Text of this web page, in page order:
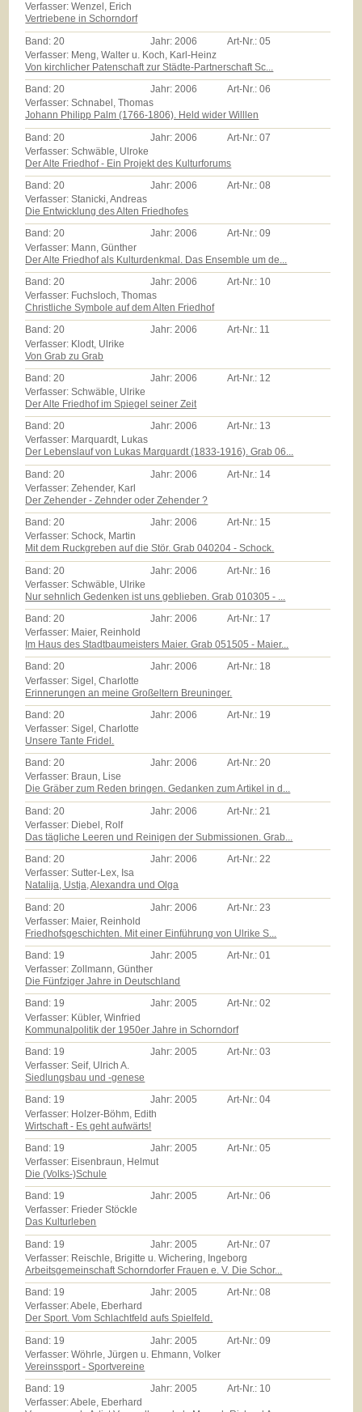
Verfasser: Wenzel, Erich
Vertriebene in Schorndorf
Band: 20 Jahr: 2006 Art-Nr.:05
Verfasser: Meng, Walter u. Koch, Karl-Heinz
Von kirchlicher Patenschaft zur Städte-Partnerschaft Sc...
Band:20 Jahr:2006 Art-Nr.:06
Verfasser: Schnabel, Thomas
Johann Philipp Palm (1766-1806). Held wider Willlen
Band: 20 Jahr: 2006 Art-Nr.:07
Verfasser: Schwäble, Ulroke
Der Alte Friedhof - Ein Projekt des Kulturforums
Band:20 Jahr:2006 Art-Nr.:08
Verfasser: Stanicki, Andreas
Die Entwicklung des Alten Friedhofes
Band:20 Jahr:2006 Art-Nr.:09
Verfasser: Mann, Günther
Der Alte Friedhof als Kulturdenkmal. Das Ensemble um de...
Band:20 Jahr:2006 Art-Nr.: 10
Verfasser: Fuchsloch, Thomas
Christliche Symbole auf dem Alten Friedhof
Band:20 Jahr:2006 Art-Nr.: 11
Verfasser: Klodt, Ulrike
Von Grab zu Grab
Band: 20 Jahr: 2006 Art-Nr.: 12
Verfasser: Schwäble, Ulrike
Der Alte Friedhof im Spiegel seiner Zeit
Band:20 Jahr:2006 Art-Nr.: 13
Verfasser: Marquardt, Lukas
Der Lebenslauf von Lukas Marquardt (1833-1916). Grab 06...
Band: 20 Jahr: 2006 Art-Nr.: 14
Verfasser: Zehender, Karl
Der Zehender - Zehnder oder Zehender ?
Band:20 Jahr:2006 Art-Nr.: 15
Verfasser: Schock, Martin
Mit dem Ruckgreben auf die Stör. Grab 040204 - Schock.
Band: 20 Jahr: 2006 Art-Nr.: 16
Verfasser: Schwäble, Ulrike
Nur sehnlich Gedenken ist uns geblieben. Grab 010305 - ...
Band:20 Jahr:2006 Art-Nr.: 17
Verfasser: Maier, Reinhold
Im Haus des Stadtbaumeisters Maier. Grab 051505 - Maier...
Band:20 Jahr:2006 Art-Nr.: 18
Verfasser: Sigel, Charlotte
Erinnerungen an meine Großeltern Breuninger.
Band:20 Jahr:2006 Art-Nr.: 19
Verfasser: Sigel, Charlotte
Unsere Tante Fridel.
Band:20 Jahr:2006 Art-Nr.:20
Verfasser: Braun, Lise
Die Gräber zum Reden bringen. Gedanken zum Artikel in d...
Band: 20 Jahr: 2006 Art-Nr.: 21
Verfasser: Diebel, Rolf
Das tägliche Leeren und Reinigen der Submissionen. Grab...
Band:20 Jahr:2006 Art-Nr.:22
Verfasser: Sutter-Lex, Isa
Natalija, Ustja, Alexandra und Olga
Band: 20 Jahr: 2006 Art-Nr.: 23
Verfasser: Maier, Reinhold
Friedhofsgeschichten. Mit einer Einführung von Ulrike S...
Band: 19 Jahr:2005 Art-Nr.:01
Verfasser: Zollmann, Günther
Die Fünfziger Jahre in Deutschland
Band: 19 Jahr:2005 Art-Nr.:02
Verfasser: Kübler, Winfried
Kommunalpolitik der 1950er Jahre in Schorndorf
Band: 19 Jahr:2005 Art-Nr.:03
Verfasser: Seif, Ulrich A.
Siedlungsbau und -genese
Band: 19 Jahr:2005 Art-Nr.:04
Verfasser: Holzer-Böhm, Edith
Wirtschaft - Es geht aufwärts!
Band: 19 Jahr: 2005 Art-Nr.:05
Verfasser: Eisenbraun, Helmut
Die (Volks-)Schule
Band: 19 Jahr:2005 Art-Nr.:06
Verfasser: Frieder Stöckle
Das Kulturleben
Band: 19 Jahr: 2005 Art-Nr.:07
Verfasser: Reischle, Brigitte u. Wichering, Ingeborg
Arbeitsgemeinschaft Schorndorfer Frauen e. V. Die Schor...
Band: 19 Jahr:2005 Art-Nr.:08
Verfasser: Abele, Eberhard
Der Sport. Vom Schlachtfeld aufs Spielfeld.
Band: 19 Jahr: 2005 Art-Nr.:09
Verfasser: Wöhrle, Jürgen u. Ehmann, Volker
Vereinssport - Sportvereine
Band: 19 Jahr:2005 Art-Nr.: 10
Verfasser: Abele, Eberhard